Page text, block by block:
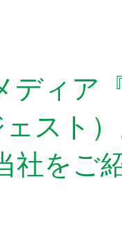
ディア
スト
社をご